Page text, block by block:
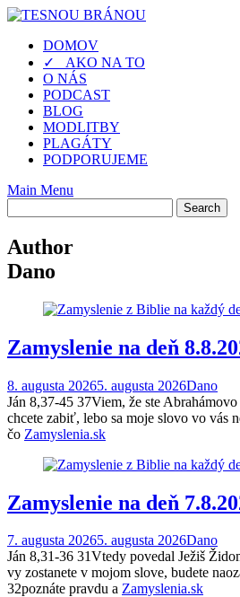
Skip
contentDOMOV
✓ AKO NA TO
O NÁS
PODCAST
BLOG
MODLITBY
PLAGÁTY
PODPORUJEME
Main Menu
Author
Dano
Zamyslenie na deň
8. augusta 20265. augusta 2026Dano
Ján 8,37-45 37Viem, že ste
chcete zabiť, lebo sa moje slovo vo vás
čo Zamyslenia.sk
Zamyslenie na deň
7. augusta 20265. augusta 2026Dano
Ján 8,31-36 31Vtedy povedal Ježiš
vy zostanete v mojom slove, budete
32poznáte pravdu a Zamyslenia.sk